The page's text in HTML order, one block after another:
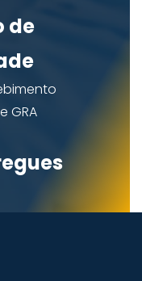
de
GRA